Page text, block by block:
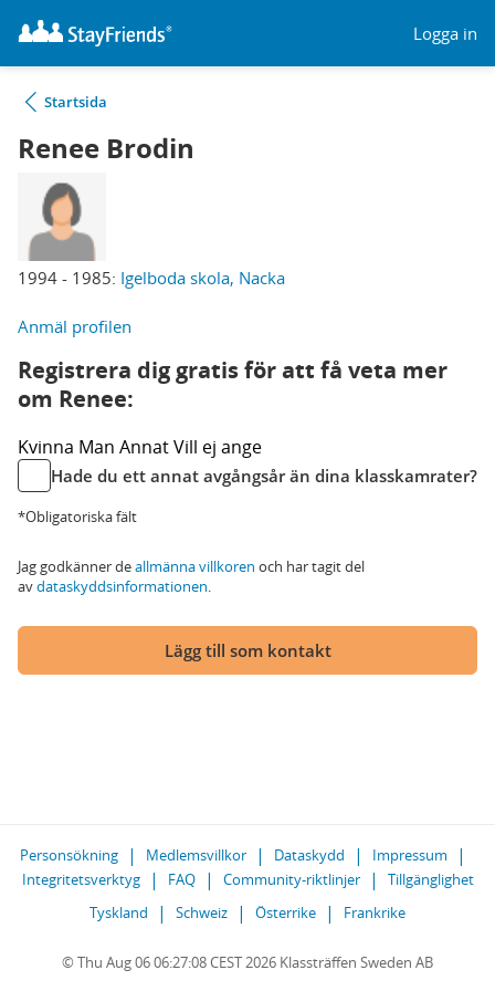
Logga in
Startsida
Renee Brodin
1994 - 1985: Igelboda skola, Nacka
Anmäl profilen
Registrera dig gratis för att få veta mer
om Renee:
Kvinna Man AnnatVill ej ange
Hade du ett annat avgångsår än dina klasskamrater?
*Obligatoriska fält
Jag godkänner deallmänna villkoren och har tagit del
avdataskyddsinformationen.
Lägg till som kontakt
Personsökning Medlemsvillkor Dataskydd
Impressum
Integritetsverktyg
FAQ Community-riktlinjer
Tillgänglighet
Tyskland
Schweiz Österrike Frankrike
© Thu Aug 06 06:27:08 CEST 2026 Klassträffen Sweden AB